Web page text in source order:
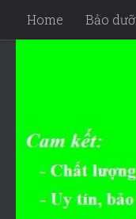
Skip to content
Home Bảo